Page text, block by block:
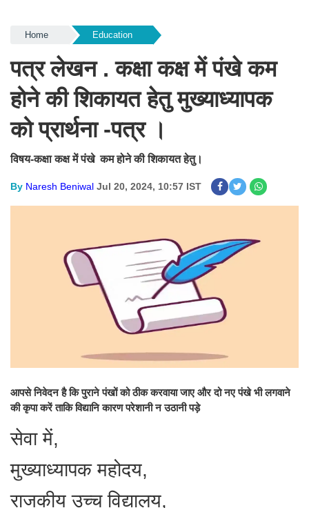
Home Education
पत्र लेखन . कक्षा कक्ष में पंखे कम
होने की शिकायत हेतु मुख्याध्यापक
को प्रार्थना -पत्र ।
विषय-कक्षा कक्ष में पंखे कम होने की शिकायत हेतु।
By Naresh Beniwal Jul 20, 2024, 10:57 IST
आपसे निवेदन है कि पुराने पंखों को ठीक करवाया जाए और दो नए पंखे भी लगवाने
की कृपा करें ताकि विद्यानि कारण परेशानी न उठानी पड़े
सेवा में,
मुख्याध्यापक महोदय,
राजकीय उच्च विद्यालय,